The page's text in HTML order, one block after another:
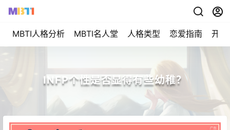
MBTI人格分析 MBTI名人堂 人格类型 恋爱指南 开始
INFP个性是否显得有些幼稚？